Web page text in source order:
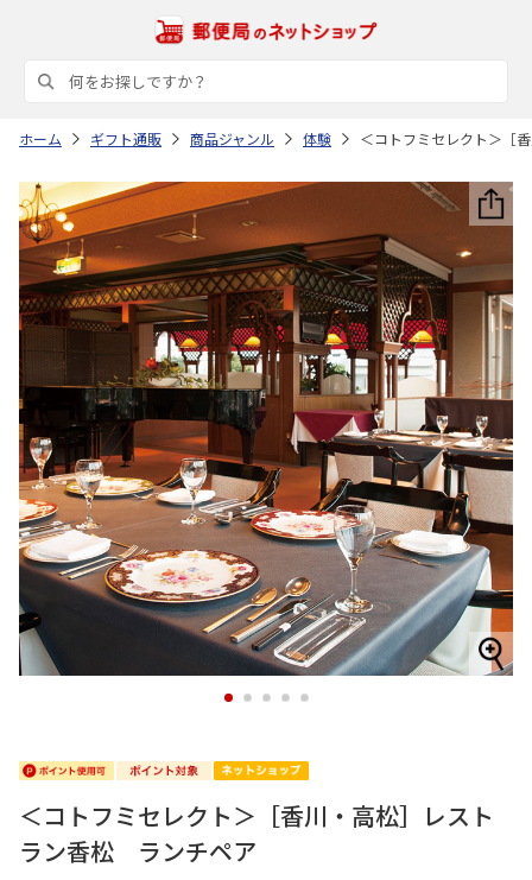
ホーム ギフト通販 商品ジャンル 体験 ＜コトフミセレクト＞［
1 2 3 4 5
＜コトフミセレクト＞［香川・高松］レスト
ラン香松 ランチペア